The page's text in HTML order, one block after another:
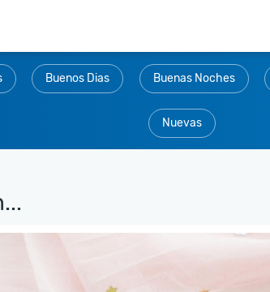
Buenos Dias Buenas Noches
Nuevas